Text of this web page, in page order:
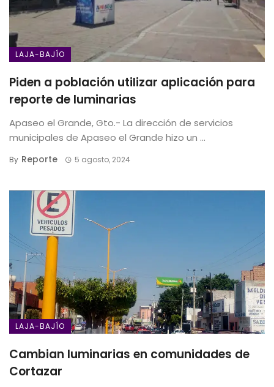
LAJA-BAJÍO
Piden a población utilizar aplicación para
reporte de luminarias
Apaseo el Grande, Gto.- La dirección de servicios
municipales de Apaseo el Grande hizo un ...
By Reporte 5 agosto, 2024
LAJA-BAJÍO
Cambian luminarias en comunidades de
Cortazar